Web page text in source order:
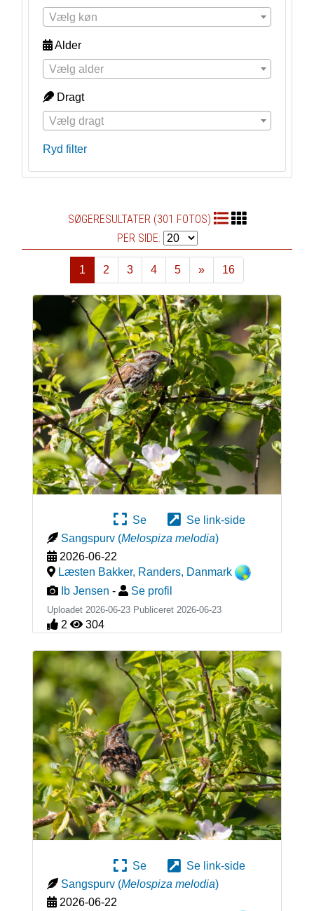
Vælg køn
Alder
Vælg alder
Dragt
Vælg dragt
Ryd filter
SØGERESULTATER (301 FOTOS)
PER SIDE:
1 2 3 4 5
»
Næste
16
Se
Se link-side
Sangspurv (Melospiza melodia)
2026-06-22
Læsten Bakker, Randers, Danmark
Ib Jensen - Se profil
Uploadet 2026-06-23 Publiceret 2026-06-23
2 304
Se
Se link-side
Sangspurv (Melospiza melodia)
2026-06-22